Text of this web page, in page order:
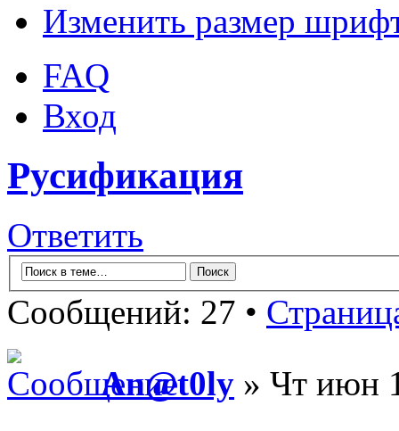
Изменить размер
FAQ
Вход
Русификация
Ответить
Сообщений: 27 •
An@t0ly » Чт июн